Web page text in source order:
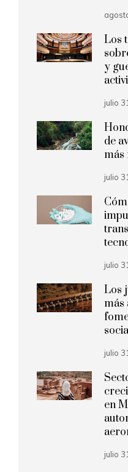
Los
y
julio
de
más
julio
julio
Los
más
julio
en
julio